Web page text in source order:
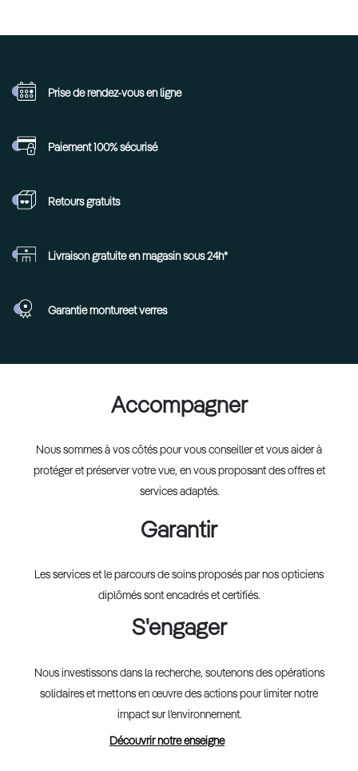
Prise de rendez-vous en ligne
Paiement 100%sécurisé
Retoursgratuits
Livraison gratuite en magasin sous 24h*
Garantie montureet verres
Accompagner
Nous sommes à vos côtés pour vous conseiller et vous aider à
protéger et préserver votre vue, en vous proposant des offres et
services adaptés.
Garantir
Les services et le parcours de soins proposés par nos opticiens
diplômés sont encadrés et certifiés.
S'engager
Nous investissons dans la recherche, soutenons des opérations
solidaires et mettons en œuvre des actions pour limiter notre
impact sur l’environnement.
Découvrir notre enseigne